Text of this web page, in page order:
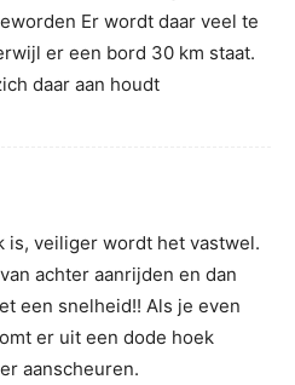
Er wordt daar veel te
er een bord 30 km staat.
daar aan houdt
is, veiliger wordt het vastwel.
achter aanrijden en dan
een snelheid!! Als je even
er uit een dode hoek
aanscheuren.